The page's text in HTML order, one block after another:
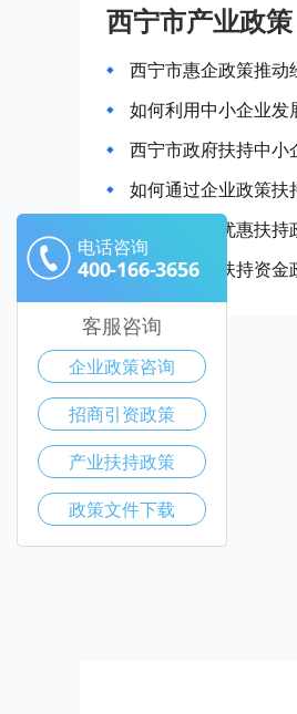
西宁市产业政策
西宁市惠企政策推动
如何利用中小企业发
西宁市政府扶持中小
如何通过企业政策扶
西宁市企业优惠扶
西宁市企业扶持资金
电话咨询
400-166-3656
客服咨询
企业政策咨询
招商引资政策
产业扶持政策
政策文件下载